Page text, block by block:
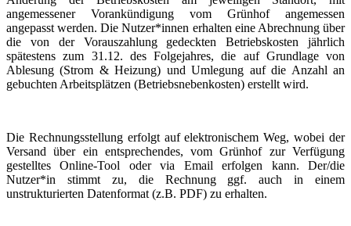
angemessener Vorankündigung vom Grünhof angemessen
angepasst werden. Die Nutzer*innen erhalten eine Abrechnung über
die von der Vorauszahlung gedeckten Betriebskosten jährlich
spätestens zum 31.12. des Folgejahres, die auf Grundlage von
Ablesung (Strom & Heizung) und Umlegung auf die Anzahl an
gebuchten Arbeitsplätzen (Betriebsnebenkosten) erstellt wird.
Die Rechnungsstellung erfolgt auf elektronischem Weg, wobei der
Versand über ein entsprechendes, vom Grünhof zur Verfügung
gestelltes Online-Tool oder via Email erfolgen kann. Der/die
Nutzer*in stimmt zu, die Rechnung ggf. auch in einem
unstrukturierten Datenformat (z.B. PDF) zu erhalten.